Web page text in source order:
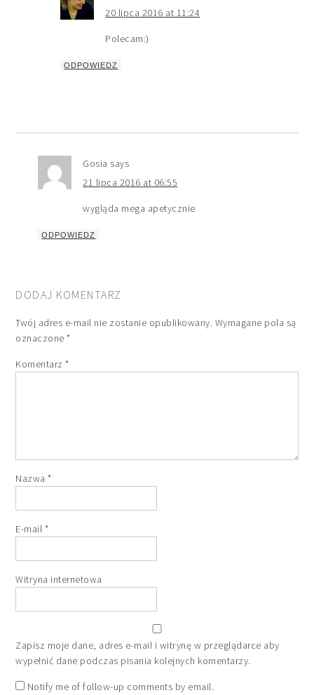
20 lipca 2016 at 11:24
Polecam:)
ODPOWIEDZ
Gosia says
21 lipca 2016 at 06:55
wygląda mega apetycznie
ODPOWIEDZ
DODAJ KOMENTARZ
Twój adres e-mail nie zostanie opublikowany. Wymagane pola są
oznaczone*
Komentarz*
Nazwa*
E-mail *
Witryna internetowa
Zapisz moje dane, adres e-mail i witrynę w przeglądarce aby
wypełnić dane podczas pisania kolejnych komentarzy.
Notify me of follow-up comments by email.